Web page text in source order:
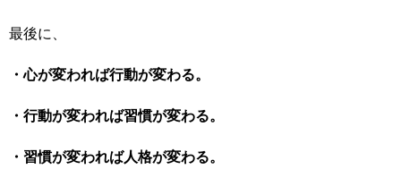
最後に、
・心が変われば行動が変わる。
・行動が変われば習慣が変わる。
・習慣が変われば人格が変わる。